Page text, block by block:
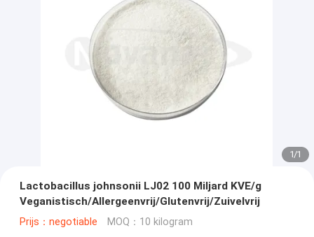
1/1
Lactobacillus johnsonii LJ02 100 Miljard KVE/g
Veganistisch/Allergeenvrij/Glutenvrij/Zuivelvrij
Prijs：negotiable MOQ：10 kilogram